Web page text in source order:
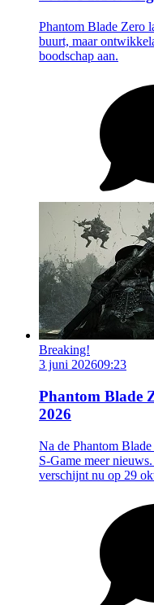
Phantom Blade Zero
buurt, maar
boodschap aan.
Breaking!
3 juni 202609:23
Phantom Blade
2026
Na de Phantom
S-Game meer
verschijnt nu op 29